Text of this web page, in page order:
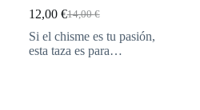
14,00€
12,00 €
Si el chisme es tu pasión,
esta taza es para…